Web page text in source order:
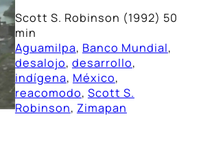
Scott S. Robinson (1992) 50
min
Aguamilpa, Banco Mundial
desalojo, desarrollo
indígena, México
reacomodo, Scott S.
Robinson, Zimapan